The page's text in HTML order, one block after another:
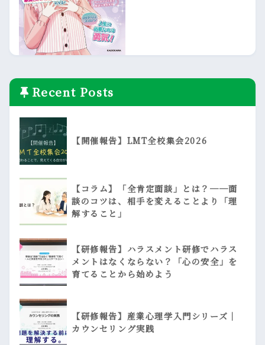
Recent Posts
【開催報告】LMT全校集会2026
【コラム】「全肯定面談」とは？──面
談のコツは、相手を変えることより「理
解すること」
【研修報告】ハラスメント研修でハラス
メントはなくならない？「心の安全」を
育てることから始めよう
【研修報告】産業心理学入門シリーズ｜
カウンセリング実践